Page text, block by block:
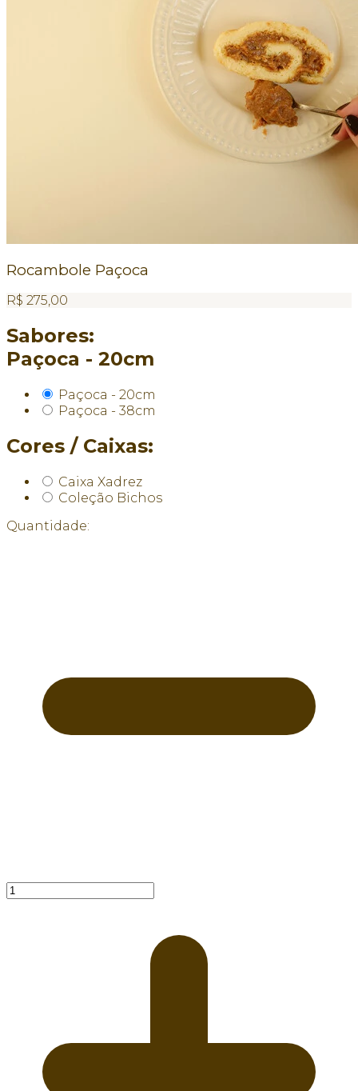
Rocambole Paçoca
R$ 275,00
Sabores:
Paçoca - 20cm
Paçoca - 20cm
Paçoca - 38cm
Cores / Caixas:
Caixa Xadrez
Coleção Bichos
Quantidade: